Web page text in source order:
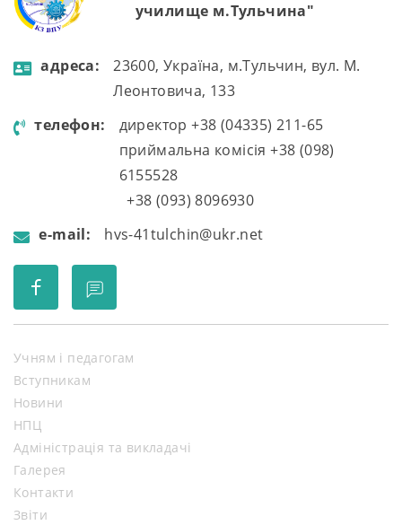
училище м.Тульчина"
aдресa:
23600, Україна, м.Тульчин, вул. М.
Леонтовича, 133
телефон:
директор +38 (04335) 211-65
приймальна комісія +38 (098)
6155528
+38 (093) 8096930
e-mail:
hvs-41tulchin@ukr.net
Учням і педагогам
Вступникам
Новини
НПЦ
Адміністрація та викладачі
Галерея
Контакти
Звіти